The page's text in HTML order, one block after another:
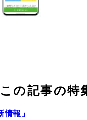
この記事の特
情報」